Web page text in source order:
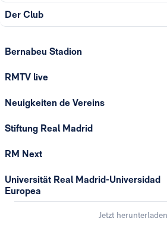
Der Club
Bernabeu Stadion
RMTV live
Neuigkeiten de Vereins
Stiftung Real Madrid
RM Next
Universität Real Madrid-Universidad
Europea
Jetzt herunterladen